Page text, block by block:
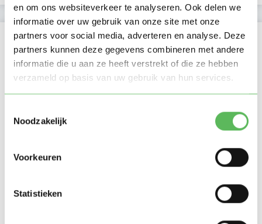
en om ons websiteverkeer te analyseren. Ook delen we
informatie over uw gebruik van onze site met onze
partners voor social media, adverteren en analyse. Deze
partners kunnen deze gegevens combineren met andere
informatie die u aan ze heeft verstrekt of die ze hebben
verzameld op basis van uw gebruik van hun services.
Noodzakelijk
Voorkeuren
Statistieken
Locatie oppasadres (Stadskanaal)